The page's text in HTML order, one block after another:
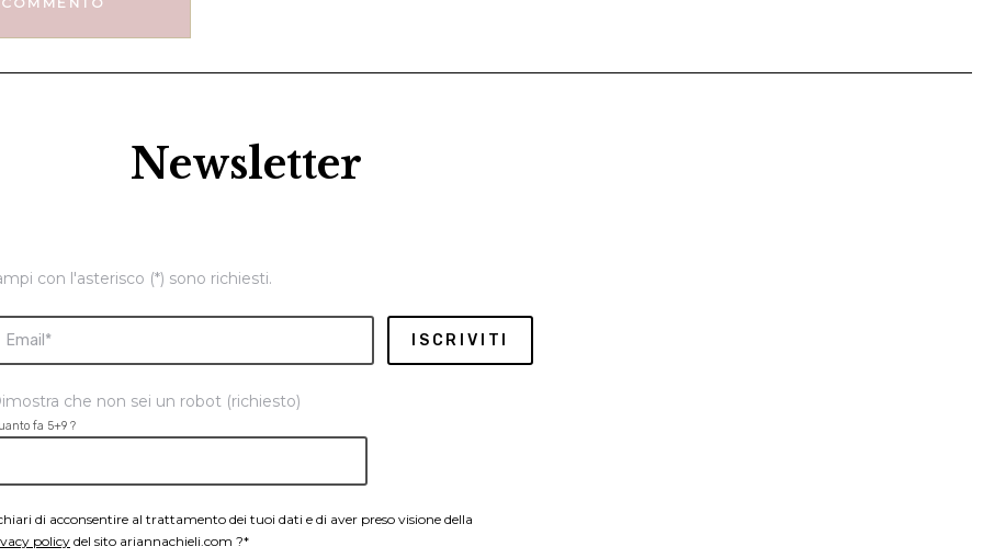
Newsletter
con l'asterisco (*) sono richiesti.
che non sei un robot (richiesto)
fa 5+9 ?
di acconsentire al trattamento dei tuoi dati e di aver preso visione della
policydel sito ariannachieli.com ?*